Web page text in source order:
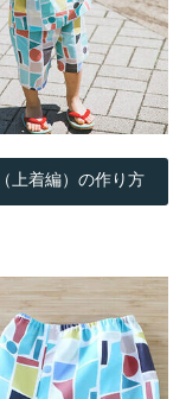
上着編）の作り方